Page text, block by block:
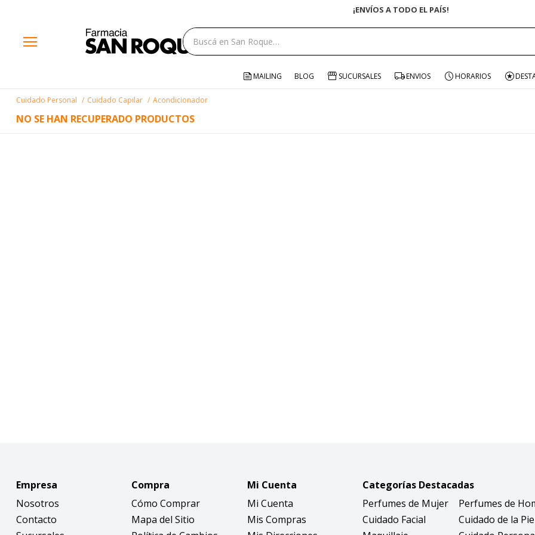
¡ENVÍOS A TODO EL PAÍS!
menu
MAILING BLOG SUCURSALES ENVIOS HORARIOS
Cuidado Personal Cuidado Capilar Acondicionador
NO SE HAN RECUPERADO PRODUCTOS
Empresa
Nosotros
Contacto
Compra
Cómo Comprar
Mapa del Sitio
Mi Cuenta
Mi Cuenta
Mis Compras
Categorías Destacadas
Perfumes de Mujer
Perfumes de
Cuidado Facial
Cuidado de la
close
storefront
help